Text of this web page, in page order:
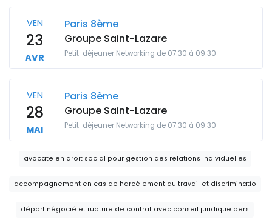
VEN
23
AVR
Paris 8ème
Groupe Saint-Lazare
Petit-déjeuner Networking de 07:30 à 09:30
VEN
28
MAI
Paris 8ème
Groupe Saint-Lazare
Petit-déjeuner Networking de 07:30 à 09:30
avocate en droit social pour gestion des relations individuelles
accompagnement en cas de harcèlement au travail et discriminatio
départ négocié et rupture de contrat avec conseil juridique pers